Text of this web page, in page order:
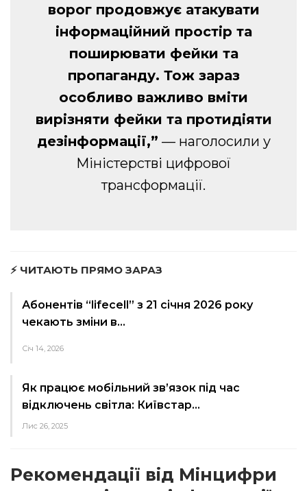
ворог продовжує атакувати
інформаційний простір та
поширювати фейки та
пропаганду. Тож зараз
особливо важливо вміти
вирізняти фейки та протидіяти
дезінформації,” — наголосили у
Міністерстві цифрової
трансформації.
⚡ ЧИТАЮТЬ ПРЯМО ЗАРАЗ
Абонентів “lifecell” з 21 січня 2026 року
чекають зміни в…
Січ 14, 2026
Як працює мобільний зв’язок під час
відключень світла: Київстар…
Лис 26, 2025
Рекомендації від Мінцифри